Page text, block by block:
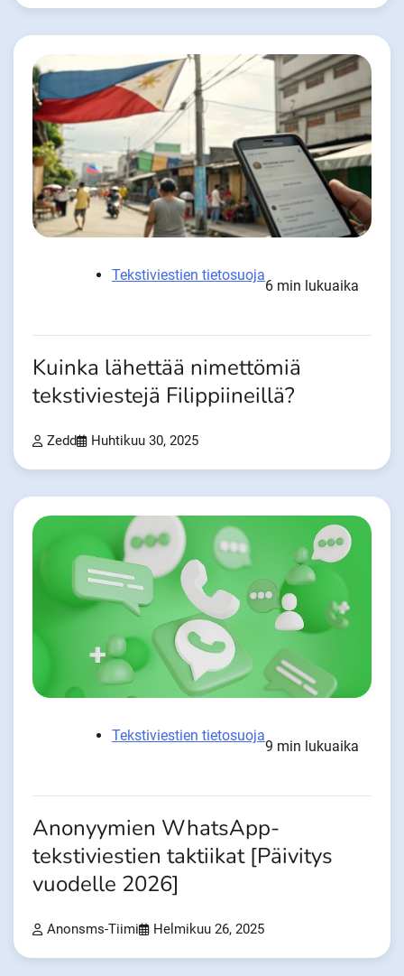
Tekstiviestien tietosuoja
6 min lukuaika
Kuinka lähettää nimettömiä
tekstiviestejä Filippiineillä?
Zedd Huhtikuu 30, 2025
Tekstiviestien tietosuoja
9 min lukuaika
Anonyymien WhatsApp-
tekstiviestien taktiikat [Päivitys
vuodelle 2026]
Anonsms-Tiimi Helmikuu 26, 2025